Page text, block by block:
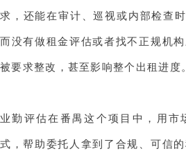
求，还能在审计、巡视或内部检查
而没有做租金评估或者找不正规机
被要求整改，甚至影响整个出租进度。
业勤评估在番禺这个项目中，用市
式，帮助委托人拿到了合规、可信